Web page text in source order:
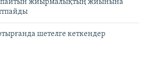
жиырмалықтың жиынына
шетелге кеткендер